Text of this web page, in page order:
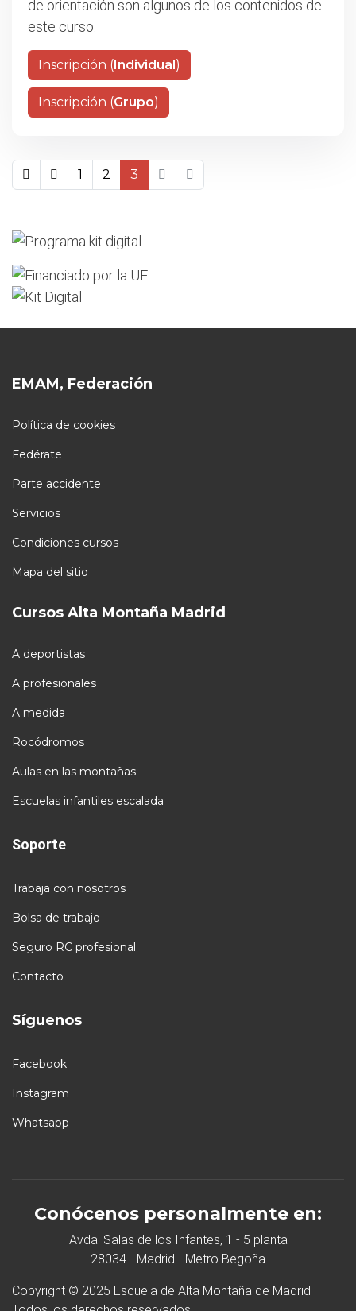
de orientación son algunos de los contenidos de
este curso.
Inscripción (Individual)
Inscripción (Grupo)
1 2 3
EMAM, Federación
Política de cookies
Fedérate
Parte accidente
Servicios
Condiciones cursos
Mapa del sitio
Cursos Alta Montaña Madrid
A deportistas
A profesionales
A medida
Rocódromos
Aulas en las montañas
Escuelas infantiles escalada
Soporte
Trabaja con nosotros
Bolsa de trabajo
Seguro RC profesional
Contacto
Síguenos
Facebook
Instagram
Whatsapp
Conócenos personalmente en:
Avda. Salas de los Infantes, 1 - 5 planta
28034 - Madrid - Metro Begoña
Copyright © 2025 Escuela de Alta Montaña de Madrid